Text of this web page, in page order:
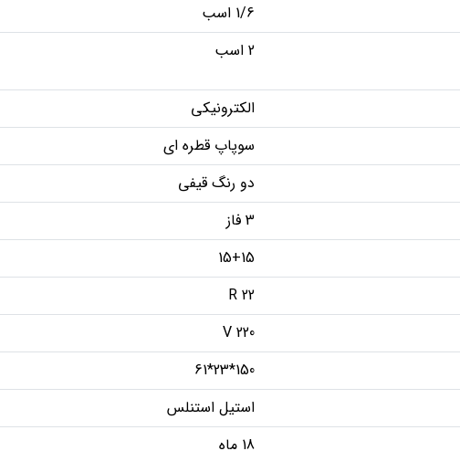
1/6 اسب
2 اسب
الکترونیکی
سوپاپ قطره ای
دو رنگ قیفی
3 فاز
15+15
R 22
220 V
150*23*61
استیل استنلس
18 ماه